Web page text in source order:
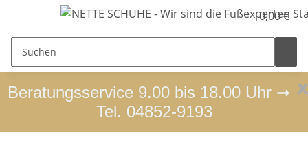
0,00 €
x
Beratungsservice 9.00 bis 18.00 Uhr ➞
Tel. 04852-9193